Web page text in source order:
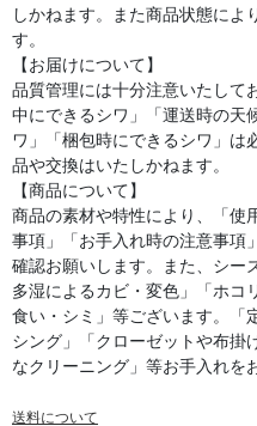
しかねます。また商品状態によ
す。
【お届けについて】
品質管理には十分注意いたして
中にできるシワ」「運送時の天
ワ」「梱包時にできるシワ」は
品や交換はいたしかねます。
【商品について】
商品の素材や特性により、「使
事項」「お手入れ時の注意事項
確認お願いします。また、シー
多湿によるカビ・変色」「ホコ
食い・シミ」等ございます。「
シング」「クローゼットや布掛
なクリーニング」等お手入れを
送料について